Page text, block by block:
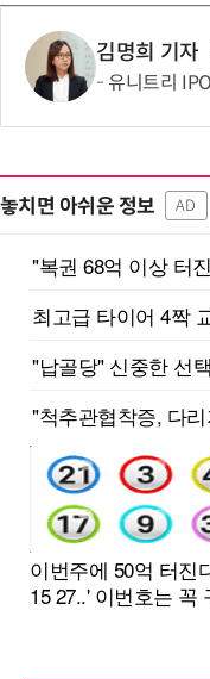
김명희 기자
유니트리 IPO로 1.3
놓치면 아쉬운 정보 AD